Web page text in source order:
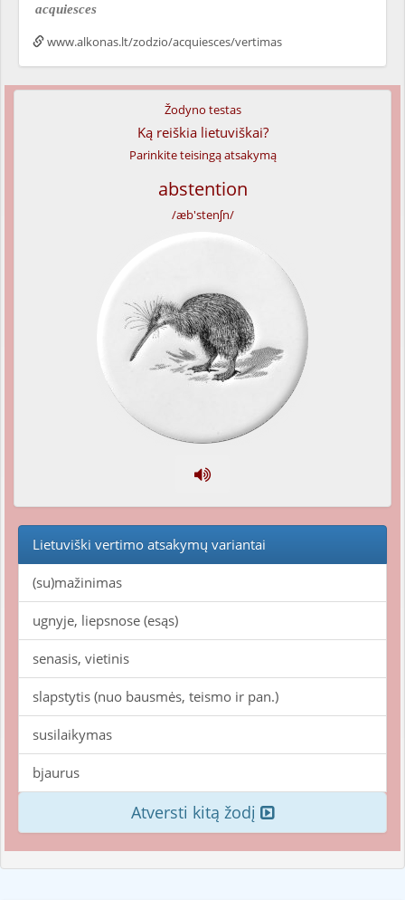
acquiesces
www.alkonas.lt/zodzio/acquiesces/vertimas
Žodyno testas
Ką reiškia lietuviškai?
Parinkite teisingą atsakymą
abstention
/æb'stenʃn/
Lietuviški vertimo atsakymų variantai
(su)mažinimas
ugnyje, liepsnose (esąs)
senasis, vietinis
slapstytis (nuo bausmės, teismo ir pan.)
susilaikymas
bjaurus
Atversti kitą žodį